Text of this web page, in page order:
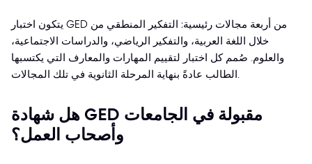
يتكون اختبار GED من أربعة مجالات رئيسية: التفكير المنطقي من
خلال اللغة العربية، والتفكير الرياضي، والدراسات الاجتماعية،
والعلوم. صُمم كل اختبار لتقييم المهارات والمعارف التي يكتسبها
الطالب عادةً بنهاية المرحلة الثانوية في تلك المجالات.
هل شهادة GED مقبولة في الجامعات
وأصحاب العمل؟